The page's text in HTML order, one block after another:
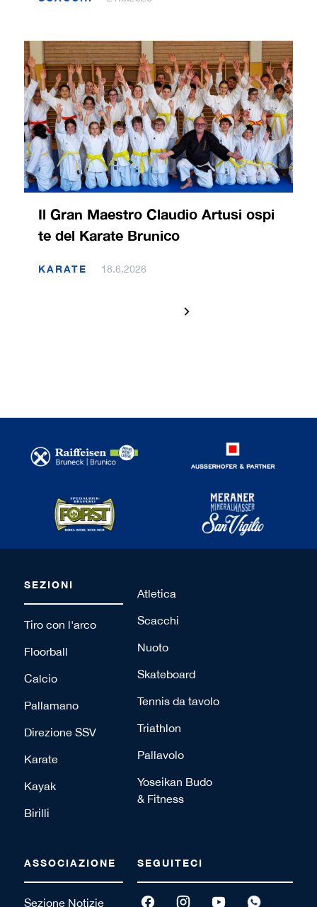
Il Gran Maestro Claudio Artusi ospi
te del Karate Brunico
KARATE 18.6.2026
SEZIONI
Tiro con l'arco
Floorball
Calcio
Pallamano
Direzione SSV
Karate
Kayak
Birilli
Atletica
Scacchi
Nuoto
Skateboard
Tennis da tavolo
Triathlon
Pallavolo
Yoseikan Budo
& Fitness
ASSOCIAZIONE
Sezione Notizie
SEGUITECI